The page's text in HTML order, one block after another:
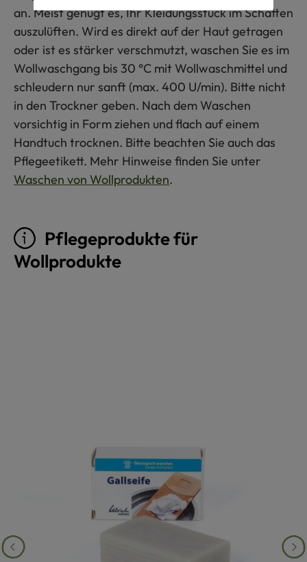
an. Meist genügt es, Ihr Kleidungsstück im Schatten
auszulüften. Wird es direkt auf der Haut getragen
oder ist es stärker verschmutzt, waschen Sie es im
Wollwaschgang bis 30 °C mit Wollwaschmittel und
schleudern nur sanft (max. 400 U/min). Bitte nicht
in den Trockner geben. Nach dem Waschen
vorsichtig in Form ziehen und flach auf einem
Handtuch trocknen. Bitte beachten Sie auch das
Pflegeetikett. Mehr Hinweise finden Sie unter
Waschen von Wollprodukten.
Pflegeprodukte für
Wollprodukte